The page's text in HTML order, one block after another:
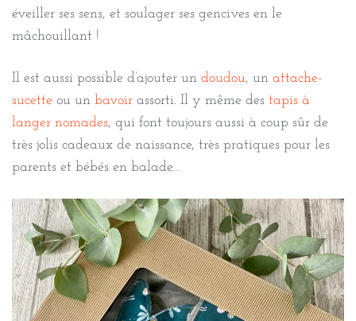
éveiller ses sens, et soulager ses gencives en le
mâchouillant !
Il est aussi possible d’ajouter un doudou, un attache-
sucette ou un bavoir assorti. Il y même des tapis à
langer nomades, qui font toujours aussi à coup sûr de
très jolis cadeaux de naissance, très pratiques pour les
parents et bébés en balade…